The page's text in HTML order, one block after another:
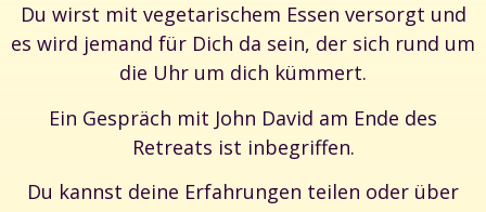
Du wirst mit vegetarischem Essen versorgt und
es wird jemand für Dich da sein, der sich rund um
die Uhr um dich kümmert.
Ein Gespräch mit John David am Ende des
Retreats ist inbegriffen.
Du kannst deine Erfahrungen teilen oder über